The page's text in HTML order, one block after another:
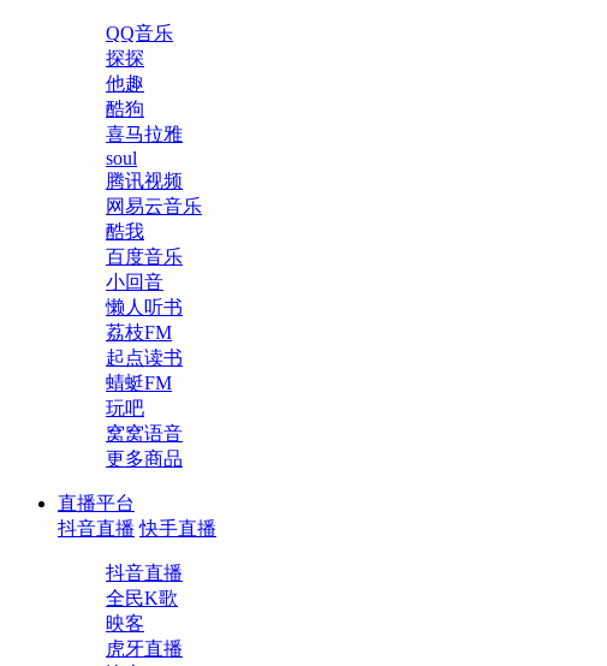
QQ音乐
探探
他趣
酷狗
喜马拉雅
soul
腾讯视频
网易云音乐
酷我
百度音乐
小回音
懒人听书
荔枝FM
起点读书
蜻蜓FM
玩吧
窝窝语音
更多商品
直播平台
抖音直播 快手直播
抖音直播
全民K歌
映客
虎牙直播